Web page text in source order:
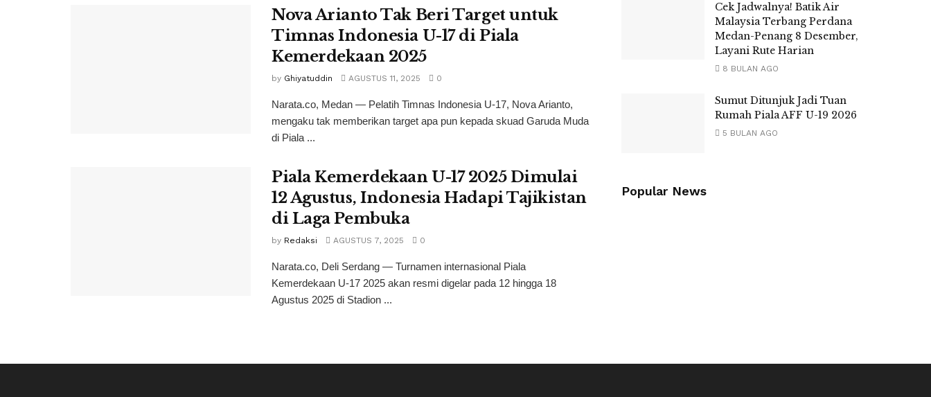
Nova Arianto Tak Beri Target untuk
Timnas Indonesia U-17 di Piala
Kemerdekaan 2025
by Ghiyatuddin AGUSTUS 11, 2025 0
Narata.co, Medan — Pelatih Timnas Indonesia U-17, Nova Arianto,
mengaku tak memberikan target apa pun kepada skuad Garuda Muda
di Piala ...
Piala Kemerdekaan U-17 2025 Dimulai
12 Agustus, Indonesia Hadapi Tajikistan
di Laga Pembuka
by Redaksi AGUSTUS 7, 2025 0
Narata.co, Deli Serdang — Turnamen internasional Piala
Kemerdekaan U-17 2025 akan resmi digelar pada 12 hingga 18
Agustus 2025 di Stadion ...
Cek Jadwalnya! Batik Air
Malaysia Terbang Perdana
Medan-Penang 8 Desember,
Layani Rute Harian
8 BULAN AGO
Sumut Ditunjuk Jadi Tuan
Rumah Piala AFF U-19 2026
5 BULAN AGO
Popular News